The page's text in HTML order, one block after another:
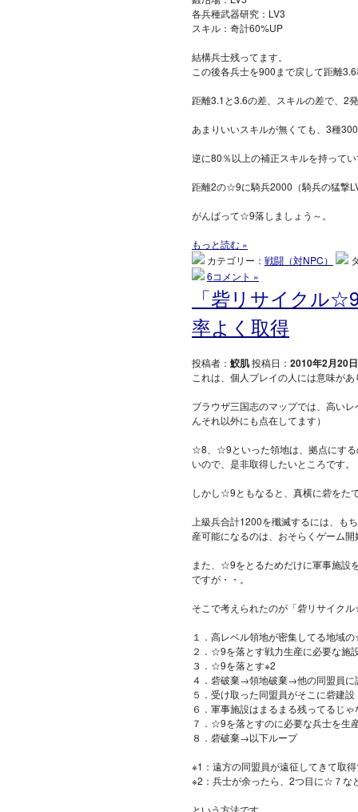
各兵種武器研究：LV3
スキル：奇計60%UP
結構兵士残ってます。
この後各兵士を900まで戻して距離
距離3.1と3.6の差、スキルの差で、2
あまりいいスキルが無くても、3種
逆に80％以上の補正スキルを持って
距離2の☆9に騎兵2000（騎兵の猛撃
がんばって☆9落しましょう～。
もっと読む »
カテゴリー： 戦闘（対NPC）
6コメント »
「砦リサイクル
率よく取得
投稿者： 鮫肌投稿日： 2010年2月20日
これは、個人プレイの人には意味が
ブラウザ三国志のマップでは、高い
んそれ以外にも点在してます）
☆8、☆9といった領地は、拠点にする
いので、是非取得したいところです。
しかし☆9ともなると、真横に砦をた
上級兵合計1200を殲滅するには、も
産可能になるのは、おそらくゲーム
また、☆9をとるためだけに軍事施設
ですが・・。
そこで考えられたのが「砦リサイク
１．高レベル領地が密集してる地域
２．☆9を落とす戦力生産に必要な施
３．☆9を落とす※2
４．砦破棄→領地破棄→他の同盟員に
５．受け取った同盟員がそこに砦建設
６．軍事施設はまるまる残ってるじ
７．☆9を落とすのに必要な兵士を生
８．砦破棄→以下ループ
※1：遠方の同盟員が遠征してきて取
※2：兵士が余ったら、2つ目に☆７な